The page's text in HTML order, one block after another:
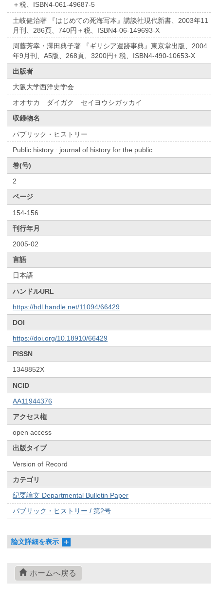
＋税、ISBN4-061-49687-5
土岐健治著 『はじめての死海写本』講談社現代新書、2003年11
月刊、286頁、740円＋税、ISBN4-06-149693-X
周藤芳幸・澤田典子著 『ギリシア遺跡事典』東京堂出版、2004
年9月刊、A5版、268頁、3200円+ 税、ISBN4-490-10653-X
出版者
大阪大学西洋史学会
オオサカ ダイガク セイヨウシガッカイ
収録物名
パブリック・ヒストリー
Public history : journal of history for the public
巻(号)
2
ページ
154-156
刊行年月
2005-02
言語
日本語
ハンドルURL
https://hdl.handle.net/11094/66429
DOI
https://doi.org/10.18910/66429
PISSN
1348852X
NCID
AA11944376
アクセス権
open access
出版タイプ
Version of Record
カテゴリ
紀要論文 Departmental Bulletin Paper
パブリック・ヒストリー / 第2号
論文詳細を表示
ホームへ戻る